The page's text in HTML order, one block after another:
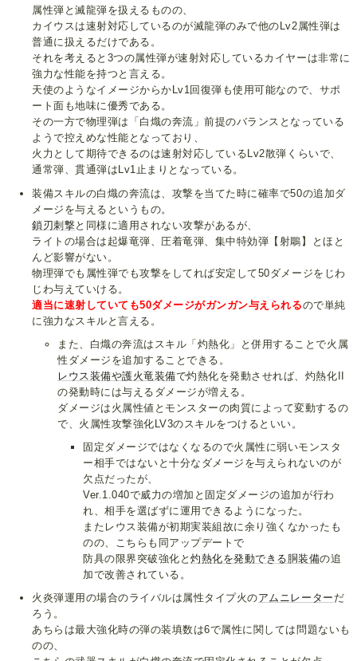
属性弾と滅龍弾を扱えるものの、
カイウスは速射対応しているのが滅龍弾のみで他のLv2属性弾は
普通に扱えるだけである。
それを考えると3つの属性弾が速射対応しているカイヤーは非常に
強力な性能を持つと言える。
天使のようなイメージからかLv1回復弾も使用可能なので、サポ
ート面も地味に優秀である。
その一方で物理弾は「白熾の奔流」前提のバランスとなっている
ようで控えめな性能となっており、
火力として期待できるのは速射対応しているLv2散弾くらいで、
通常弾、貫通弾はLv1止まりとなっている。
装備スキルの白熾の奔流は、攻撃を当てた時に確率で50の追加ダ
メージを与えるというもの。
鎖刃刺撃と同様に適用されない攻撃があるが、
ライトの場合は起爆竜弾、圧着竜弾、集中特効弾【射鵰】とほと
んど影響がない。
物理弾でも属性弾でも攻撃をしてれば安定して50ダメージをじわ
じわ与えていける。
適当に速射していても50ダメージがガンガン与えられるので単純
に強力なスキルと言える。
また、白熾の奔流はスキル「灼熱化」と併用することで火属
性ダメージを追加することできる。
レウス装備や護火竜装備で灼熱化を発動させれば、灼熱化II
の発動時には与えるダメージが増える。
ダメージは火属性値とモンスターの肉質によって変動するの
で、火属性攻撃強化LV3のスキルをつけるといい。
固定ダメージではなくなるので火属性に弱いモンスタ
ー相手ではないと十分なダメージを与えられないのが
欠点だったが、
Ver.1.040で威力の増加と固定ダメージの追加が行わ
れ、相手を選ばずに運用できるようになった。
またレウス装備が初期実装組故に余り強くなかったも
のの、こちらも同アップデートで
防具の限界突破強化と灼熱化を発動できる胴装備の追
加で改善されている。
火炎弾運用の場合のライバルは属性タイプ火のアムニレーター だ
ろう。
あちらは最大強化時の弾の装填数は6で属性に関しては問題ないも
のの、